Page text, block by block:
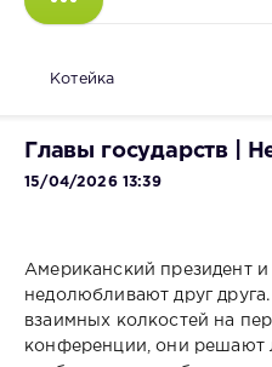
Котейка
Главы государств |
15/04/2026 13:39
Американский президент
недолюбливают друг
взаимных колкостей на
конференции, они решают